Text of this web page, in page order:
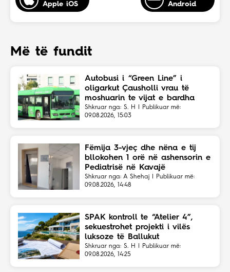
Apple iOS
Android
Më të fundit
Autobusi i “Green Line” i
oligarkut Çausholli vrau të
moshuarin te vijat e bardha
Shkruar nga: S. H | Publikuar më:
09.08.2026, 15:03
Fëmija 3-vjeç dhe nëna e tij
bllokohen 1 orë në ashensorin e
Pediatrisë në Kavajë
Shkruar nga: A Shehaj | Publikuar më:
09.08.2026, 14:48
SPAK kontroll te “Atelier 4”,
sekuestrohet projekti i vilës
luksoze të Ballukut
Shkruar nga: S. H | Publikuar më:
09.08.2026, 14:25